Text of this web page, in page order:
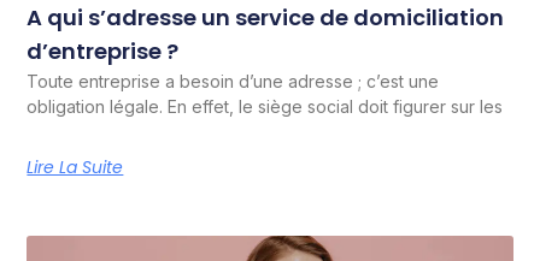
A qui s’adresse un service de domiciliation
d’entreprise ?
Toute entreprise a besoin d’une adresse ; c’est une
obligation légale. En effet, le siège social doit figurer sur les
Lire La Suite